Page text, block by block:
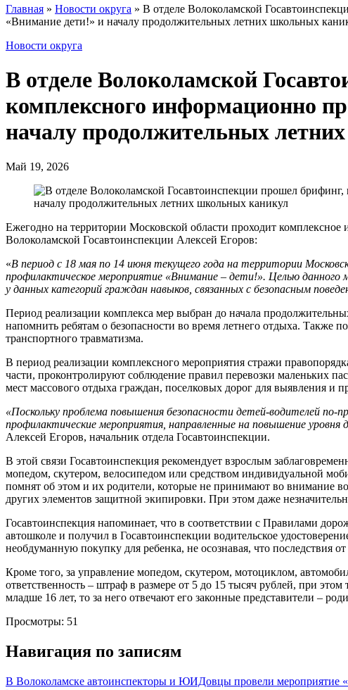
Главная » Новости округа » В отделе Волоколамской
«Внимание дети!» и началу продолжительных летних школьных
Новости округа
В отделе Волоколамской
комплексного информационно
началу продолжительных
Май 19, 2026
Ежегодно на территории Московской области проходит
Волоколамской Госавтоинспекции Алексей Егоров:
«В период с 18 мая по 14 июня текущего года на территории
профилактическое мероприятие «Внимание – дети!». Целью
у данных категорий граждан навыков, связанных с безопасным
Период реализации комплекса мер выбран до начала
напомнить ребятам о безопасности во время летнего отдыха. Также
транспортного травматизма.
В период реализации комплексного мероприятия стражи
части, проконтролируют соблюдение правил перевозки маленьких
мест массового отдыха граждан, поселковых дорог для выявления и
«Поскольку проблема повышения безопасности детей-водителей
профилактические мероприятия, направленные на повышение
Алексей Егоров, начальник отдела Госавтоинспекции.
В этой связи Госавтоинспекция рекомендует взрослым
мопедом, скутером, велосипедом или средством индивидуальной
помнят об этом и их родители, которые не принимают во внимание
других элементов защитной экипировки. При этом даже
Госавтоинспекция напоминает, что в соответствии с Правилами
автошколе и получил в Госавтоинспекции водительское
необдуманную покупку для ребенка, не осознавая, что последствия
Кроме того, за управление мопедом, скутером, мотоциклом,
ответственность – штраф в размере от 5 до 15 тысяч рублей, при
младше 16 лет, то за него отвечают его законные представители –
Просмотры: 51
Навигация по записям
В Волоколамске автоинспекторы и ЮИДовцы провели